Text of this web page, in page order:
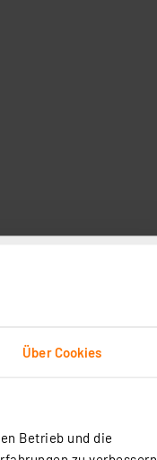
Über Cookies
Betrieb und die